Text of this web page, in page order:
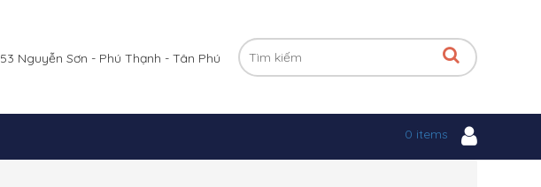
53 Nguyễn Sơn - Phú Thạnh - Tân Phú
0 items